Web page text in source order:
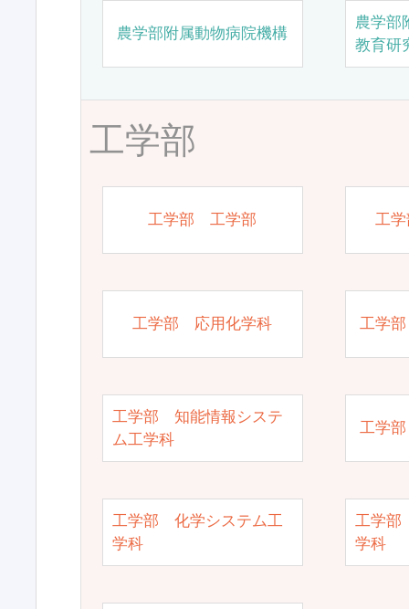
農学部附属動物病院機構
農学部
教育研
工学部
工学部 工学部 工
工学部 応用化学科 工学
工学部 知能情報システ
ム工学科
工学
工学部 化学システム工
学科
工学部
学科